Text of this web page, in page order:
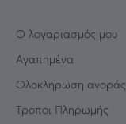
Ο λογαριασμός μου
Αγαπημένα
Oλοκλήρωση αγοράς
Τρόποι Πληρωμής